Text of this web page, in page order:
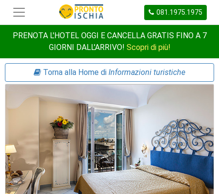
081.1975.1975
PRENOTA L'HOTEL OGGI E CANCELLA GRATIS FINO A 7
GIORNI DALL'ARRIVO! Scopri di più!
Torna alla Home di Informazioni turistiche